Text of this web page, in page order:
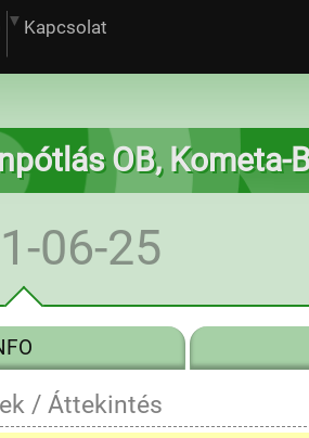
Kapcsolat
OB, Kometa-
06-25
/ Áttekintés